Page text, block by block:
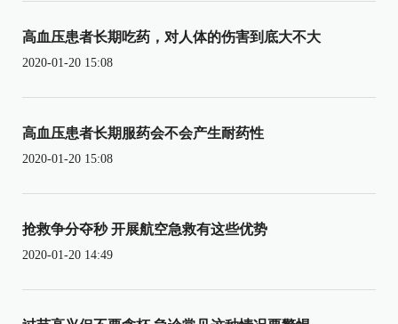
高血压患者长期吃药，对人体的伤害到底大不大
2020-01-20 15:08
高血压患者长期服药会不会产生耐药性
2020-01-20 15:08
抢救争分夺秒 开展航空急救有这些优势
2020-01-20 14:49